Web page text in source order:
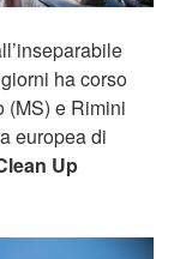
ha corso
(MS) e Rimini
europea di
Up